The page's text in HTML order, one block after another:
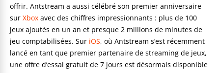
offrir. Antstream a aussi célébré son premier anniversaire
sur Xbox avec des chiffres impressionnants : plus de 100
jeux ajoutés en un an et presque 2 millions de minutes de
jeu comptabilisées. Sur iOS, où Antstream s’est récemment
lancé en tant que premier partenaire de streaming de jeux,
une offre d’essai gratuit de 7 jours est désormais disponible